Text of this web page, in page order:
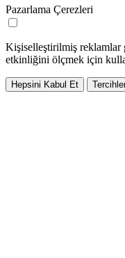
Pazarlama Çerezleri
Kişiselleştirilmiş reklamlar
etkinliğini ölçmek için
Hepsini Kabul Et